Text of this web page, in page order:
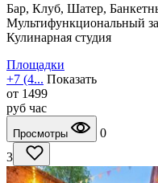
Бар, Клуб, Шатер,
Мультифункциональный
Кулинарная студия
Площадки
+7 (4... Показать
от 1499
руб час
Просмотры
0
3